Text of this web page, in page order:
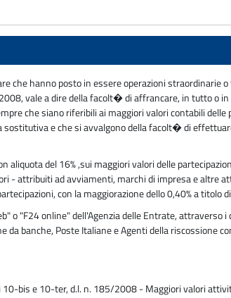
hanno posto in essere operazioni straordinarie
vale a dire della facolt� di affrancare, in tutto o
che siano riferibili ai maggiori valori contabili delle
e che si avvalgono della facolt� di
del 16% ,sui maggiori valori delle
attribuiti ad avviamenti, marchi di impresa e altre
con la maggiorazione dello 0,40% a titolo
"F24 online" dell'Agenzia delle Entrate, attraverso
banche, Poste Italiane e Agenti della riscossione
10-bis e 10-ter, d.l. n. 185/2008 - Maggiori valori